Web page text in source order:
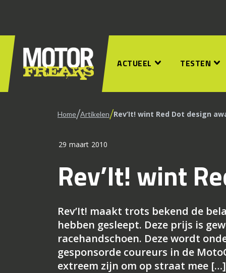
ACTUEEL TESTEN
Home/Artikelen/Rev’It! wint Red Dot design
29 maart 2010
Rev’It! wint
Rev’It! maakt trots bekend de
hebben gesleept. Deze prijs is
racehandschoen. Deze wordt
gesponsorde coureurs in de
extreem zijn om op straat mee […]